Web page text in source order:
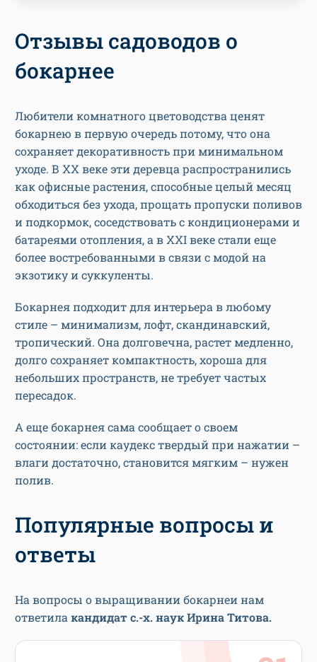
Отзывы садоводов о
бокарнее
Любители комнатного цветоводства ценят
бокарнею в первую очередь потому, что она
сохраняет декоративность при минимальном
уходе. В XX веке эти деревца распространились
как офисные растения, способные целый месяц
обходиться без ухода, прощать пропуски поливов
и подкормок, соседствовать с кондиционерами и
батареями отопления, а в XXI веке стали еще
более востребованными в связи с модой на
экзотику и суккуленты.
Бокарнея подходит для интерьера в любому
стиле – минимализм, лофт, скандинавский,
тропический. Она долговечна, растет медленно,
долго сохраняет компактность, хороша для
небольших пространств, не требует частых
пересадок.
А еще бокарнея сама сообщает о своем
состоянии: если каудекс твердый при нажатии –
влаги достаточно, становится мягким – нужен
полив.
Популярные вопросы и
ответы
На вопросы о выращивании бокарнеи нам
ответилакандидат с.-х. наук Ирина Титова.